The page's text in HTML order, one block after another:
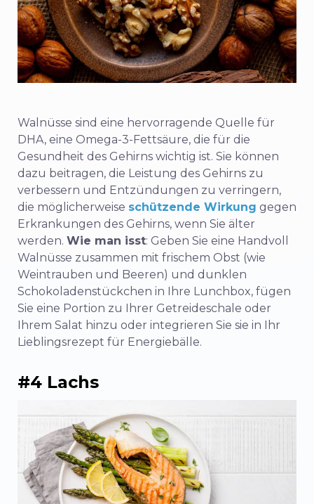
Walnüsse sind eine hervorragende Quelle für
DHA, eine Omega-3-Fettsäure, die für die
Gesundheit des Gehirns wichtig ist. Sie können
dazu beitragen, die Leistung des Gehirns zu
verbessern und Entzündungen zu verringern,
die möglicherweise schützende Wirkung gegen
Erkrankungen des Gehirns, wenn Sie älter
werden. Wie man isst: Geben Sie eine Handvoll
Walnüsse zusammen mit frischem Obst (wie
Weintrauben und Beeren) und dunklen
Schokoladenstückchen in Ihre Lunchbox, fügen
Sie eine Portion zu Ihrer Getreideschale oder
Ihrem Salat hinzu oder integrieren Sie sie in Ihr
Lieblingsrezept für Energiebälle.
#4 Lachs